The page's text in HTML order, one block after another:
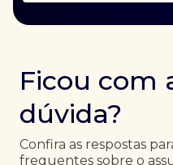
Ficou com
dúvida?
Confira as respostas
frequentes sobre o